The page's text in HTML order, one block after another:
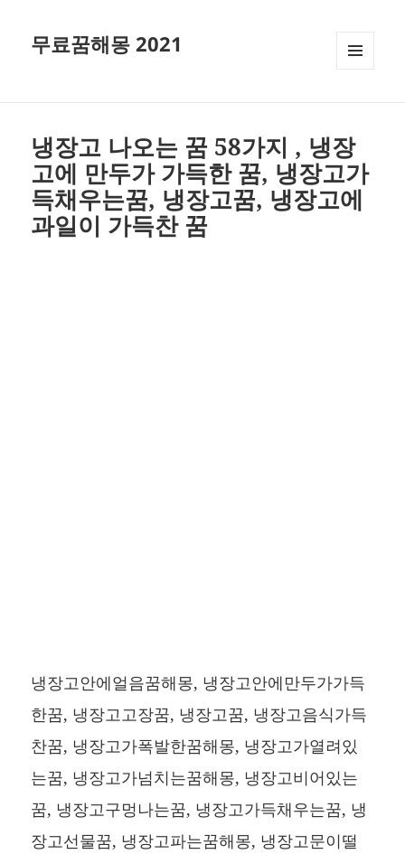
무료꿈해몽 2021
냉장고 나오는 꿈 58가지 , 냉장
고에 만두가 가득한 꿈, 냉장고가
득채우는꿈, 냉장고꿈, 냉장고에
과일이 가득찬 꿈
냉장고안에얼음꿈해몽, 냉장고안에만두가가득
한꿈, 냉장고고장꿈, 냉장고꿈, 냉장고음식가득
찬꿈, 냉장고가폭발한꿈해몽, 냉장고가열려있
는꿈, 냉장고가넘치는꿈해몽, 냉장고비어있는
꿈, 냉장고구멍나는꿈, 냉장고가득채우는꿈, 냉
장고선물꿈, 냉장고파는꿈해몽, 냉장고문이떨